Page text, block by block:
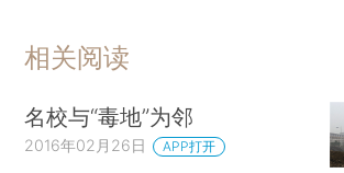
相关阅读
名校与“毒地”为邻
2016年02月26日 APP打开